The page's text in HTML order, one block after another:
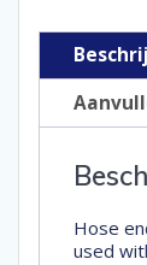
Hose
used